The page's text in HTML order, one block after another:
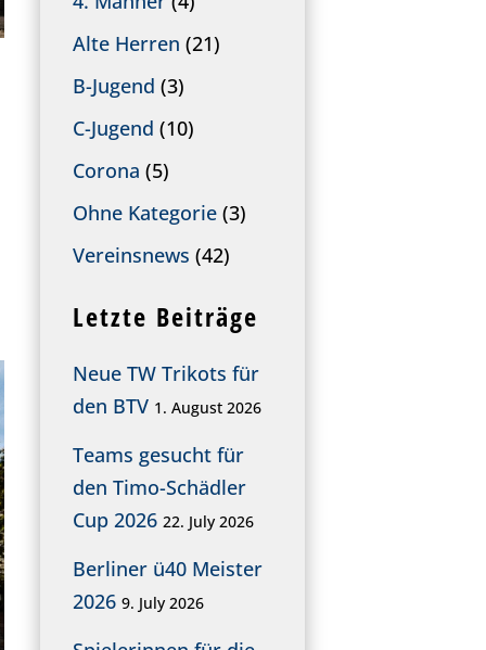
Alte Herren (21)
B-Jugend (3)
C-Jugend (10)
Corona (5)
Ohne Kategorie(3)
Vereinsnews (42)
Letzte Beiträge
Neue TW Trikots für
den BTV 1. August 2026
Teams gesucht für
den Timo-Schädler
Cup 2026 22. July 2026
Berliner ü40 Meister
2026 9. July 2026